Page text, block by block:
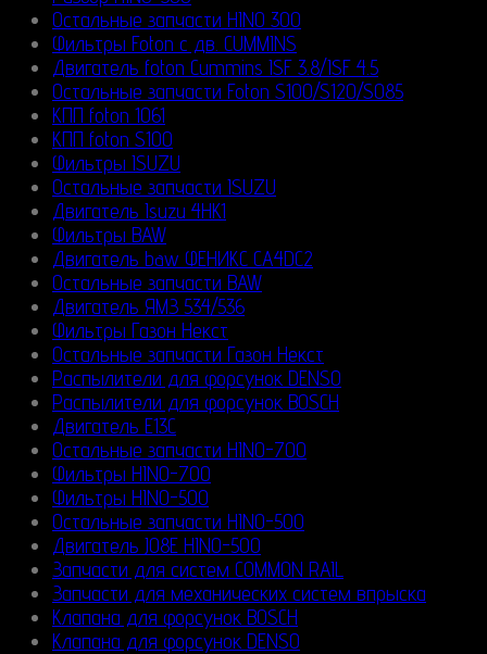
Остальные запчасти HINO 300
Фильтры Foton с дв. CUMMINS
Двигатель foton Cummins ISF 3.8/ISF 4.5
Остальные запчасти Foton S100/S120/S085
КПП foton 1061
КПП foton S100
Фильтры ISUZU
Остальные запчасти ISUZU
Двигатель Isuzu 4HK1
Фильтры BAW
Двигатель baw ФЕНИКС CA4DC2
Остальные запчасти BAW
Двигатель ЯМЗ 534/536
Фильтры Газон Некст
Остальные запчасти Газон Некст
Распылители для форсунок DENSO
Распылители для форсунок BOSCH
Двигатель E13C
Остальные запчасти HINO-700
Фильтры HINO-700
Фильтры HINO-500
Остальные запчасти HINO-500
Двигатель J08E HINO-500
Запчасти для систем COMMON RAIL
Запчасти для механических систем впрыска
Клапана для форсунок BOSCH
Клапана для форсунок DENSO